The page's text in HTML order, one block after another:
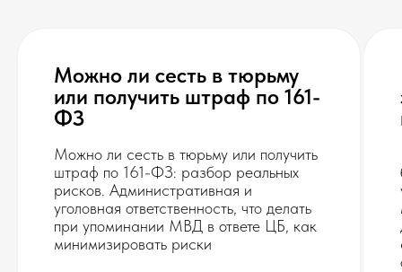
Можно ли сесть в тюрьму
или получить штраф по 161-
ФЗ
Можно ли сесть в тюрьму или получить
штраф по 161-ФЗ: разбор реальных
рисков. Административная и
уголовная ответственность, что делать
при упоминании МВД в ответе ЦБ, как
минимизировать риски
+7 (903) 500-16-61
ЖЕЛТАЯ ЗОНА ЗСК
РАЗБЛОКИРОВКА 161-ФЗ
ВТОРОЕ МНЕНИЕ
Шупиков Евгений Валерьевич
Адвокатская палата Московской области
Центральная Московская Коллегия Адвокатов
ОГРН/ИНН: 1147799016386 / 7703481276
Москва, Зоологическая 22
АДРЕС:
Зоологическая 22
Мы работаем пн.-пт. 10:00-19:00